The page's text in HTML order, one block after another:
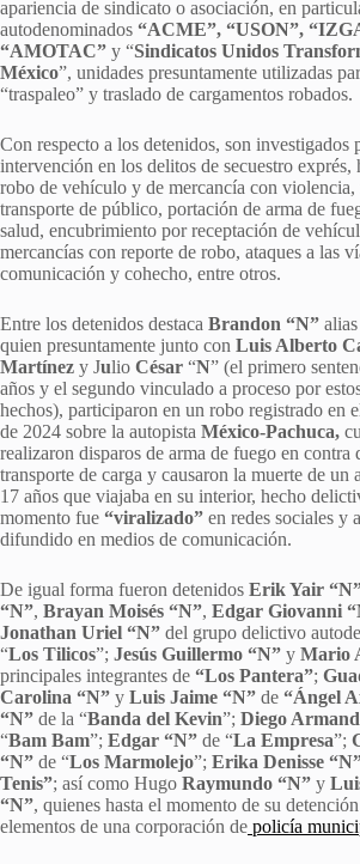
apariencia de sindicato o asociación, en
autodenominados “ACME”, “USON”,
“AMOTAC” y “Sindicatos Unidos
México”, unidades presuntamente utilizadas
“traspaleo” y traslado de cargamentos robados.
Con respecto a los detenidos, son investigados
intervención en los delitos de secuestro exprés,
robo de vehículo y de mercancía con violencia,
transporte de público, portación de arma de
salud, encubrimiento por receptación de
mercancías con reporte de robo, ataques a las
comunicación y cohecho, entre otros.
Entre los detenidos destaca Brandon “N” alias
quien presuntamente junto con Luis Alberto
Martínez y Julio César “N” (el primero
años y el segundo vinculado a proceso por
hechos), participaron en un robo registrado en
de 2024 sobre la autopista México-Pachuca,
realizaron disparos de arma de fuego en contra
transporte de carga y causaron la muerte de un
17 años que viajaba en su interior, hecho
momento fue “viralizado” en redes sociales y
difundido en medios de comunicación.
De igual forma fueron detenidos Erik Yair
“N”, Brayan Moisés “N”, Edgar Giovanni
Jonathan Uriel “N” del grupo delictivo
“Los Tilicos”; Jesús Guillermo “N” y Mario
principales integrantes de “Los Pantera”;
Carolina “N” y Luis Jaime “N” de “Ángel
“N” de la “Banda del Kevin”; Diego
“Bam Bam”; Edgar “N” de “La Empresa”;
“N” de “Los Marmolejo”; Erika Denisse
Tenis”; así como Hugo Raymundo “N” y
“N”, quienes hasta el momento de su
elementos de una corporación de policía